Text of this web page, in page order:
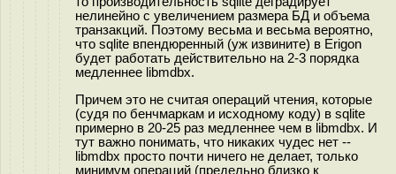
нелинейно с увеличением размера БД и объема
транзакций. Поэтому весьма и весьма вероятно,
что sqlite впендюренный (уж извините) в Erigon
будет работать действительно на 2-3 порядка
медленнее libmdbx.
Причем это не считая операций чтения, которые
(судя по бенчмаркам и исходному коду) в sqlite
примерно в 20-25 раз медленнее чем в libmdbx. И
тут важно понимать, что никаких чудес нет --
libmdbx просто почти ничего не делает, только
минимум операций (предельно близко к